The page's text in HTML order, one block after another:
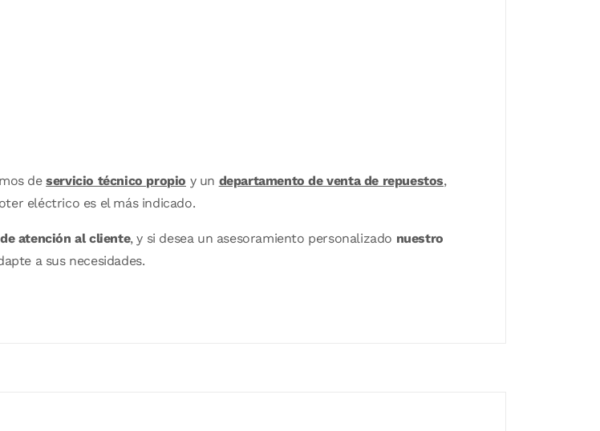
deservicio técnico propio y un departamento de venta de repuestos,
eléctrico es el más indicado.
atención al cliente, y si desea un asesoramiento personalizado nuestro
a sus necesidades.